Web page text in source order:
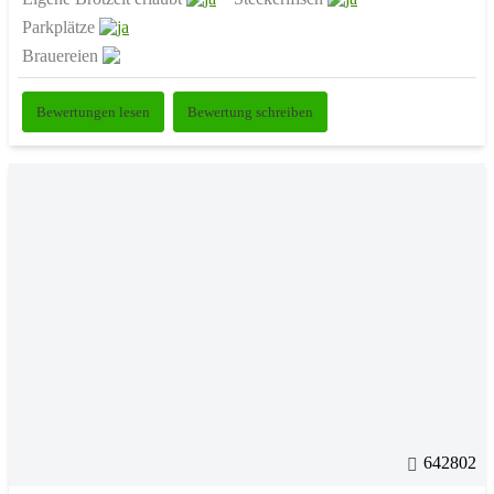
Parkplätze
Brauereien
Bewertungen lesen Bewertung schreiben
642802